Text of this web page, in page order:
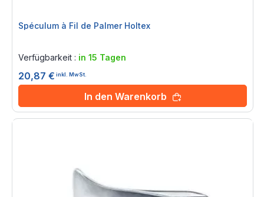
Spéculum à Fil de Palmer Holtex
Verfügbarkeit : in 15 Tagen
20,87 € inkl. MwSt.
In den Warenkorb